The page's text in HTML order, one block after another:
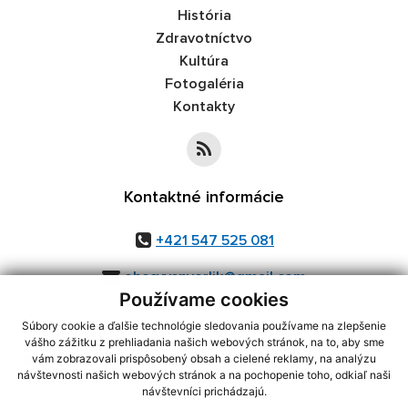
Používame cookies
Súbory cookie a ďalšie technológie sledovania používame na zlepšenie
vášho zážitku z prehliadania našich webových stránok, na to, aby sme
vám zobrazovali prispôsobený obsah a cielené reklamy, na analýzu
návštevnosti našich webových stránok a na pochopenie toho, odkiaľ naši
návštevníci prichádzajú.
História
Zdravotníctvo
Kultúra
Fotogaléria
Kontakty
Kontaktné informácie
+421 547 525 081
obecvysnyorlik@gmail.com
využite možnosť získavania aktuálnych informácií s využitím RSS
CMS systém (redakčný) systém ECHELON 2,Mapa stránok,web portál
webex.digital, s.r.o.,domény,registrácia domény